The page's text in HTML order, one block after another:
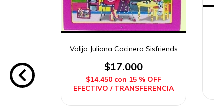
OFF
Valija Juliana Cocinera Sisfriends
$17.000
$14.450 con 15 % OFF
EFECTIVO / TRANSFERENCIA